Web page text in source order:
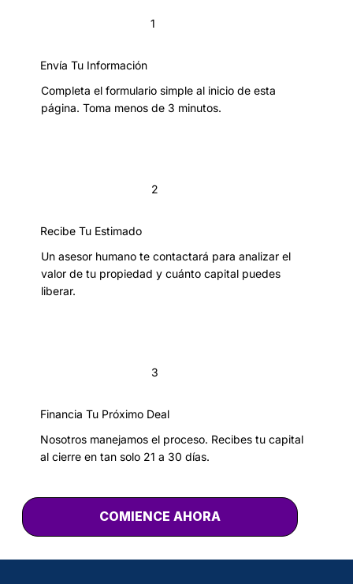
1
Envía Tu Información
Completa el formulario simple al inicio de esta
página. Toma menos de 3 minutos.
2
Recibe Tu Estimado
Un asesor humano te contactará para analizar el
valor de tu propiedad y cuánto capital puedes
liberar.
3
Financia Tu Próximo Deal
Nosotros manejamos el proceso. Recibes tu capital
al cierre en tan solo 21 a 30 días.
COMIENCE AHORA